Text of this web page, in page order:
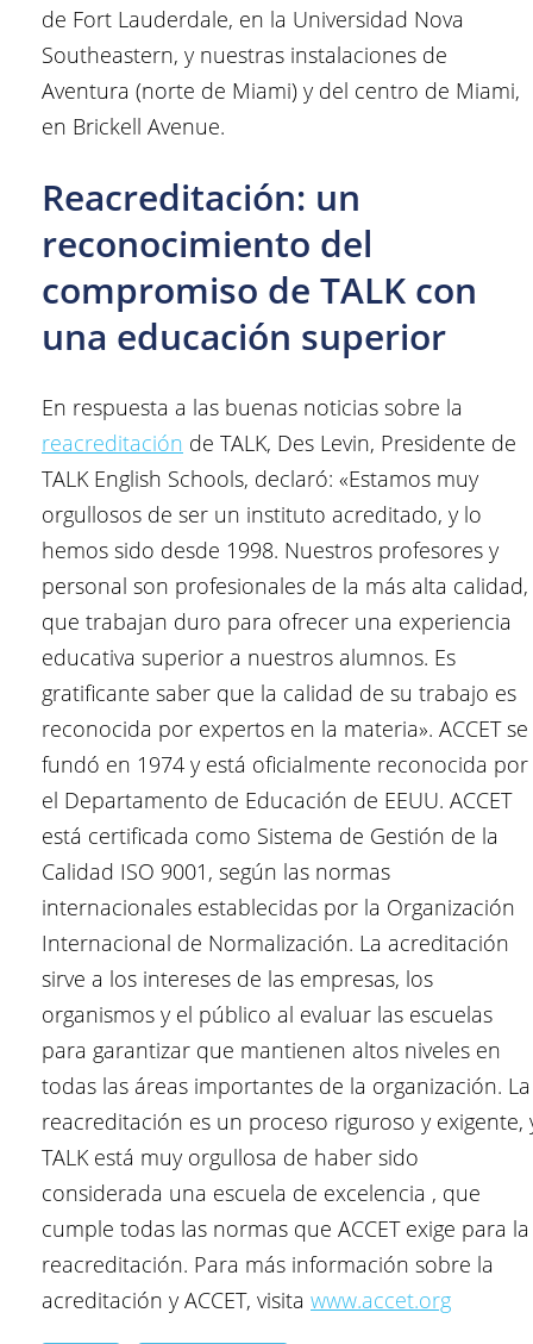
de Fort Lauderdale, en la Universidad Nova
Southeastern, y nuestras instalaciones de
Aventura (norte de Miami) y del centro de Miami,
en Brickell Avenue.
Reacreditación: un
reconocimiento del
compromiso de TALK con
una educación superior
En respuesta a las buenas noticias sobre la
reacreditación de TALK, Des Levin, Presidente de
TALK English Schools, declaró: «Estamos muy
orgullosos de ser un instituto acreditado, y lo
hemos sido desde 1998. Nuestros profesores y
personal son profesionales de la más alta calidad,
que trabajan duro para ofrecer una experiencia
educativa superior a nuestros alumnos. Es
gratificante saber que la calidad de su trabajo es
reconocida por expertos en la materia». ACCET se
fundó en 1974 y está oficialmente reconocida por
el Departamento de Educación de EEUU. ACCET
está certificada como Sistema de Gestión de la
Calidad ISO 9001, según las normas
internacionales establecidas por la Organización
Internacional de Normalización. La acreditación
sirve a los intereses de las empresas, los
organismos y el público al evaluar las escuelas
para garantizar que mantienen altos niveles en
todas las áreas importantes de la organización. La
reacreditación es un proceso riguroso y exigente,
TALK está muy orgullosa de haber sido
considerada una escuela de excelencia , que
cumple todas las normas que ACCET exige para la
reacreditación. Para más información sobre la
acreditación y ACCET, visita www.accet.org